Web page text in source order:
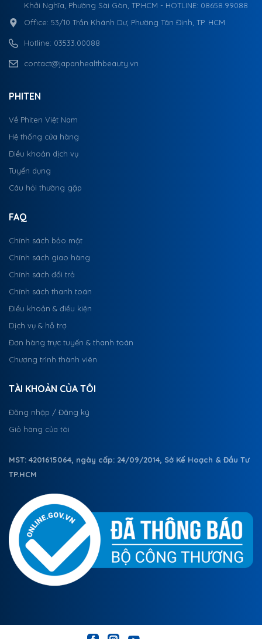
Khởi Nghĩa, Phường Sài Gòn, TP.HCM - HOTLINE: 08658.99088
Office: 53/10 Trần Khánh Dư, Phường Tân Định, TP. HCM
Hotline: 03533.00088
contact@japanhealthbeauty.vn
PHITEN
Về Phiten Việt Nam
Hệ thống cửa hàng
Điều khoản dịch vụ
Tuyển dụng
Câu hỏi thường gặp
FAQ
Chính sách bảo mật
Chính sách giao hàng
Chính sách đổi trả
Chính sách thanh toán
Điều khoản & điều kiện
Dịch vụ & hỗ trợ
Đơn hàng trực tuyến & thanh toán
Chương trình thành viên
TÀI KHOẢN CỦA TÔI
Đăng nhập / Đăng ký
Giỏ hàng của tôi
MST: 4201615064, ngày cấp: 24/09/2014, Sở Kế Hoạch & Đầu Tư
TP.HCM